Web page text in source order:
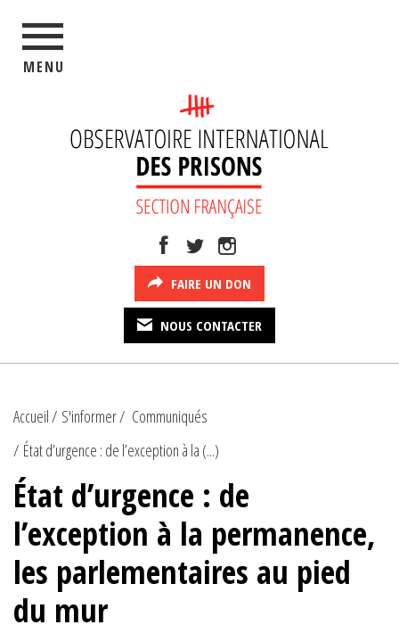
MENU
FAIRE UN DON
NOUS CONTACTER
Accueil S'informer
Communiqués
État d’urgence : de l’exception à la (...)
État d’urgence : de
l’exception à la permanence,
les parlementaires au pied
du mur